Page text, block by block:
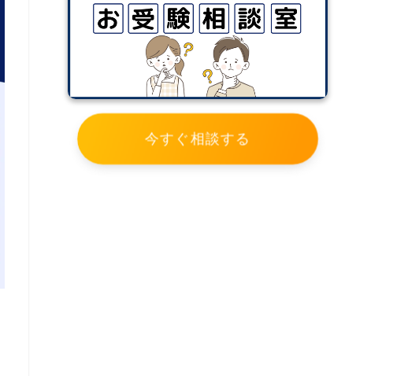
今すぐ相談する